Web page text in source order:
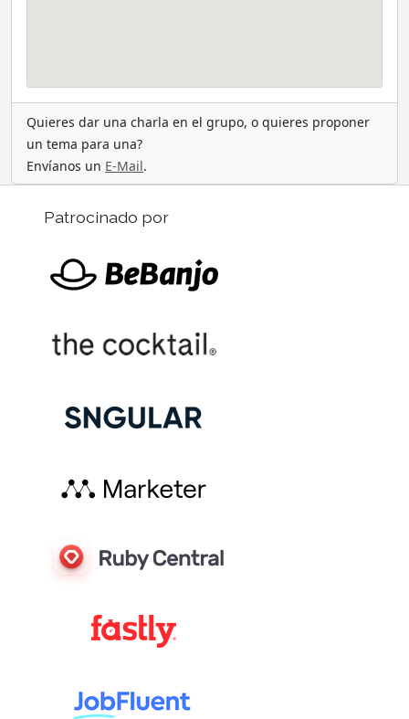
Quieres dar una charla en el grupo, o quieres proponer
un tema para una?
Envíanos un E-Mail.
Patrocinado por